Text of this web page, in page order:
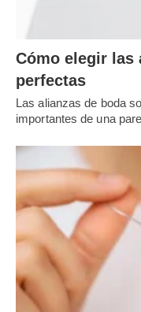
Cómo elegir las
perfectas
Las alianzas de boda
importantes de una